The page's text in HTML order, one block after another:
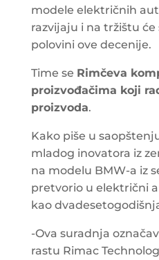
modele električnih
razvijaju i na tržištu
polovini ove decenije.
Time se Rimčeva
proizvođačima koji
proizvoda.
Kako piše u
mladog inovatora iz
na modelu BMW-a iz
pretvorio u električni
kao
-Ova suradnja
rastu Rimac